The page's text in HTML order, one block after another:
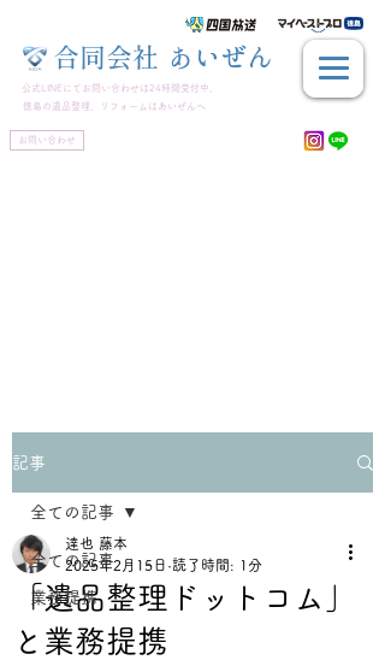
​合同会社 あいぜん
公式LINEにてお問い合わせは24時間受付中。
徳島の遺品整理、リフォームはあいぜんへ
お問い合わせ
記事
全ての記事
業務提携
全ての記事
「遺品整理ドットコム」
と業務提携
達也 藤本
2025年2月15日 読了時間: 1分